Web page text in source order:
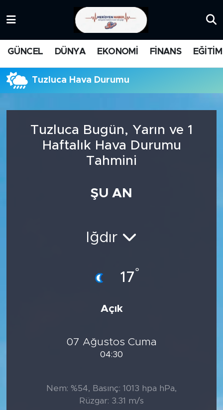
GÜNCEL DÜNYA EKONOMİ FİNANS EĞİTİM
Tuzluca Hava Durumu
Tuzluca Bugün, Yarın ve 1
Haftalık Hava Durumu
Tahmini
ŞU AN
Iğdır
17°
Açık
07 Ağustos Cuma
04:30
Nem: %54, Basınç: 1013 hpa hPa,
Rüzgar: 3.31 m/s
FİNANS
BİLİM-TEKNOLOJİ
DİNİ
Süper Lig Puan Durumu ve Fikstür
Tüm Manşetler
Son Dakika Haberleri